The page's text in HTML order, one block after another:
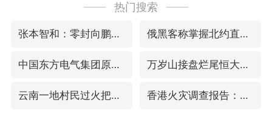
热门搜索
张本智和：零封向鹏不意外 俄黑客称掌握北约直接参与袭俄证据
中国东方电气集团原党组副书记、董事宋致远被查 万岁山接盘烂尾恒大文旅城
云南一地村民过火把节意外灼伤16人 香港火灾调查报告：大火或由烟头引起